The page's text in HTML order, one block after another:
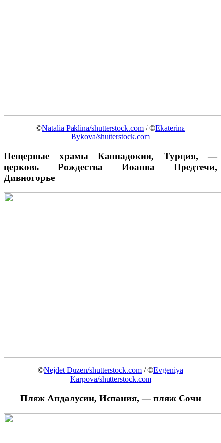
©Natalia Paklina/shutterstock.com / ©Ekaterina
Bykova/shutterstock.com
Пещерные храмы Каппадокии, Турция, —
церковь Рождества Иоанна Предтечи,
Дивногорье
©Nejdet Duzen/shutterstock.com / ©Evgeniya
Karpova/shutterstock.com
Пляж Андалусии, Испания, — пляж Сочи